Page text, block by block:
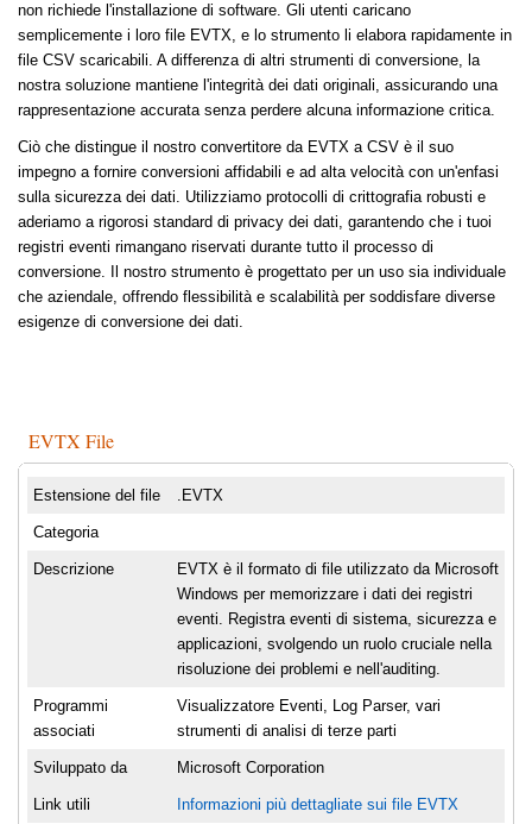
non richiede l'installazione di software. Gli utenti caricano
semplicemente i loro file EVTX, e lo strumento li elabora rapidamente in
file CSV scaricabili. A differenza di altri strumenti di conversione, la
nostra soluzione mantiene l'integrità dei dati originali, assicurando una
rappresentazione accurata senza perdere alcuna informazione critica.
Ciò che distingue il nostro convertitore da EVTX a CSV è il suo
impegno a fornire conversioni affidabili e ad alta velocità con un'enfasi
sulla sicurezza dei dati. Utilizziamo protocolli di crittografia robusti e
aderiamo a rigorosi standard di privacy dei dati, garantendo che i tuoi
registri eventi rimangano riservati durante tutto il processo di
conversione. Il nostro strumento è progettato per un uso sia individuale
che aziendale, offrendo flessibilità e scalabilità per soddisfare diverse
esigenze di conversione dei dati.
EVTX File
Estensione del file .EVTX
Categoria
Descrizione
EVTX è il formato di file utilizzato da Microsoft
Windows per memorizzare i dati dei registri
eventi. Registra eventi di sistema, sicurezza e
applicazioni, svolgendo un ruolo cruciale nella
risoluzione dei problemi e nell'auditing.
Programmi
associati
Visualizzatore Eventi, Log Parser, vari
strumenti di analisi di terze parti
Sviluppato da Microsoft Corporation
Link utili Informazioni più dettagliate sui file EVTX